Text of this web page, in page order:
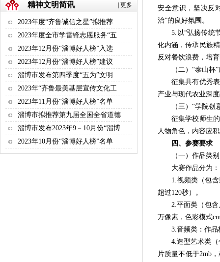
更多
精神文明简讯
2023年度“齐鲁诚信之星”拟推荐
2023年度全市学雷锋志愿服务“五
2023年12月份“淄博好人榜”入选
2023年12月份“淄博好人榜”建议
淄博市发布第四季度“五为”文明
2023年“齐鲁最美基层宣传文化工
2023年11月份“淄博好人榜”名单
淄博市拟推荐第九届全国全省道德
淄博市发布2023年9－10月份“淄博
2023年10月份“淄博好人榜”名单
安全意识，坚决反
治”的良好氛围。
5.以“弘扬传统节
化内涵，传承民族
反对餐饮浪费，培
（二）“泰山杯”
征集具有优秀表
产业与现代农业深
（三）“学院创意
征集学校师生的
人物角色，内容应
四、参赛要求
（一）作品类别
大赛作品分为：
1.视频类（包含影
超过120秒）。
2.平面类（包含户
万像素，色彩模式
3.音频类：作品
4.造型艺术类（包
片质量不低于2mb